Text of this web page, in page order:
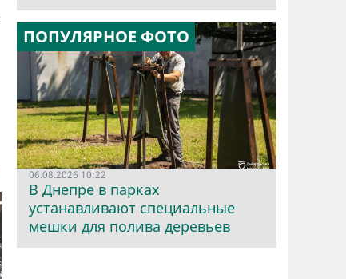
ПОПУЛЯРНОЕ ФОТО
06.08.2026 10:22
В Днепре в парках
устанавливают специальные
мешки для полива деревьев